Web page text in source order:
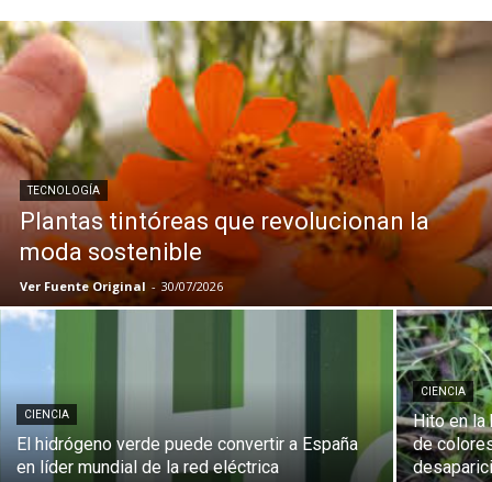
TECNOLOGÍA
Plantas tintóreas que revolucionan la
moda sostenible
Ver Fuente Original - 30/07/2026
CIENCIA
El hidrógeno verde puede convertir a España
en líder mundial de la red eléctrica
CIENCIA
Hito en la
de